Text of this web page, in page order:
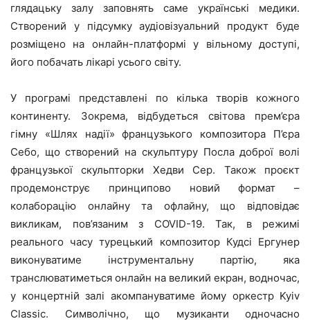
глядацьку залу заповнять саме українські медики.
Створений у підсумку аудіовізуальний продукт буде
розміщено на онлайн-платформі у вільному доступі,
його побачать лікарі усього світу.
У програмі представлені по кілька творів кожного
континенту. Зокрема, відбудеться світова прем’єра
гімну «Шлях надії» французького композитора П’єра
Себо, що створений на скульптуру Посла доброї волі
французької скульпторки Хедви Сер. Також проєкт
продемонструє принципово новий формат –
колаборацію онлайну та офлайну, що відповідає
викликам, пов’язаним з COVID-19. Так, в режимі
реального часу турецький композитор Кудсі Ергунер
виконуватиме інструментальну партію, яка
транслюватиметься онлайн на великий екран, водночас,
у концертній залі акомпануватиме йому оркестр Kyiv
Classic. Символічно, що музиканти одночасно